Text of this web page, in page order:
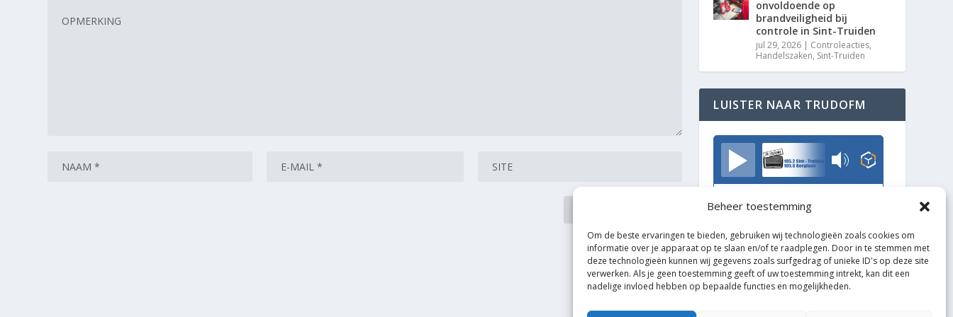
Beheer toestemming
Om de beste ervaringen te bieden, gebruiken wij technologieën zoals cookies om
informatie over je apparaat op te slaan en/of te raadplegen. Door in te stemmen met
deze technologieën kunnen wij gegevens zoals surfgedrag of unieke ID's op deze site
verwerken. Als je geen toestemming geeft of uw toestemming intrekt, kan dit een
nadelige invloed hebben op bepaalde functies en mogelijkheden.
onvoldoende op
brandveiligheid bij
controle in Sint-Truiden
jul 29, 2026 | Controleacties,
Handelszaken, Sint-Truiden
LUISTER NAAR TRUDOFM
TrudoFM